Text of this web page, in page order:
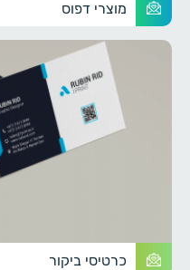
מוצרי דפוס
כרטיסי ביקור